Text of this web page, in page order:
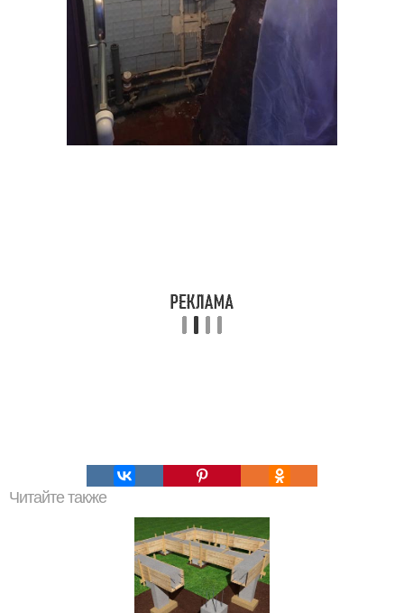
Читайте также